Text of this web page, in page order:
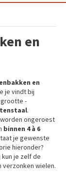
en
en
je vindt bij
grootte -
.
ongeroest
binnen 4 à 6
je gewenste
hieronder?
je zelf de
verzonken wielen.